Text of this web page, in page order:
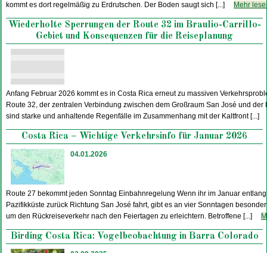
kommt es dort regelmäßig zu Erdrutschen. Der Boden saugt sich [...]
Mehr
Wiederholte Sperrungen der Route 32 im Braulio-Carrillo-
Gebiet und Konsequenzen für die Reiseplanung
Anfang Februar 2026 kommt es in Costa Rica erneut zu massiven
Route 32, der zentralen Verbindung zwischen dem Großraum San José und der
sind starke und anhaltende Regenfälle im Zusammenhang mit der Kaltfront [...]
Costa Rica – Wichtige Verkehrsinfo für Januar 2026
04.01.2026
Route 27 bekommt jeden Sonntag Einbahnregelung Wenn ihr im Januar
Pazifikküste zurück Richtung San José fahrt, gibt es an vier Sonntagen
um den Rückreiseverkehr nach den Feiertagen zu erleichtern. Betroffene [...]
Birding Costa Rica: Vogelbeobachtung in Barra Colorado